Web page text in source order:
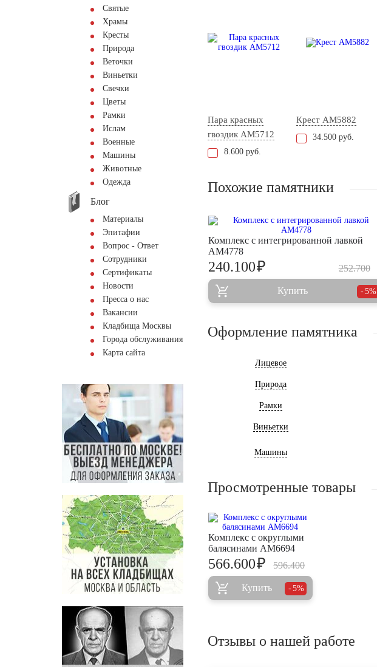
Святые
Храмы
Кресты
Природа
Веточки
Виньетки
Свечки
Цветы
Рамки
Ислам
Военные
Машины
Животные
Одежда
Блог
Материалы
Эпитафии
Вопрос - Ответ
Сотрудники
Сертификаты
Новости
Пресса о нас
Вакансии
Кладбища Москвы
Города обслуживания
Карта сайта
Пара красных
гвоздик AM5712
8.600 руб.
Крест AM5882
34.500 руб.
Похожие памятники
Комплекс с интегрированной лавкой
AM4778
252.700
240.100₽
Купить 5%
Оформление памятника
Лицевое
Природа
Рамки
Виньетки
Машины
Просмотренные товары
Комплекс с округлыми
балясинами AM6694
596.400
566.600₽
Купить 5%
Отзывы о нашей работе